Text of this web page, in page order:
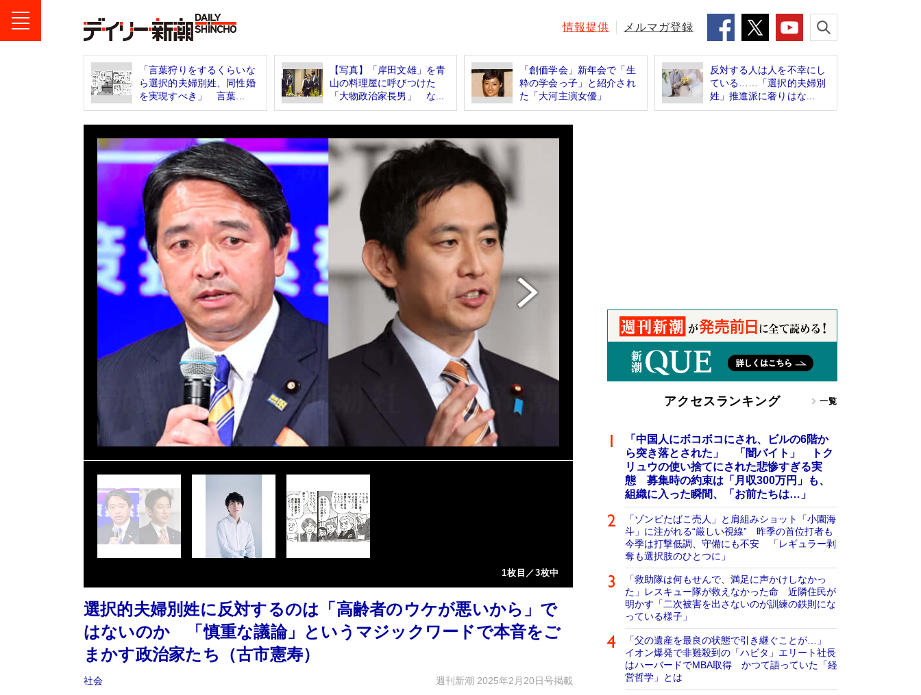
情報提供 メルマガ登録
「言葉狩りをするくらいな
ら選択的夫婦別姓、同性婚
を実現すべき」 言葉...
【写真】「岸田文雄」を青
山の料理屋に呼びつけた
「大物政治家長男」 な...
「創価学会」新年会で「生
粋の学会っ子」と紹介され
た「大河主演女優」
反対する人は人を不幸にし
ている……「選択的夫婦別
姓」推進派に奢りはな...
1枚目／3枚中
選択的夫婦別姓に反対するのは「高齢者のウケが悪いから」で
はないのか 「慎重な議論」というマジックワードで本音をご
まかす政治家たち（古市憲寿）
社会 週刊新潮 2025年2月20日号掲載
アクセスランキング 一覧
「中国人にボコボコにされ、ビルの6階か
ら突き落とされた」 「闇バイト」 トク
リュウの使い捨てにされた悲惨すぎる実
態 募集時の約束は「月収300万円」も、
組織に入った瞬間、「お前たちは…」
「ゾンビたばこ売人」と肩組みショット「小園海
斗」に注がれる“厳しい視線” 昨季の首位打者も
今季は打撃低調、守備にも不安 「レギュラー剥
奪も選択肢のひとつに」
「救助隊は何もせんで、満足に声かけしなかっ
た」レスキュー隊が救えなかった命 近隣住民が
明かす「二次被害を出さないのが訓練の鉄則にな
っている様子」
「父の遺産を最良の状態で引き継ぐことが…」
イオン爆発で非難殺到の「ハビタ」エリート社長
はハーバードでMBA取得 かつて語っていた「経
営哲学」とは